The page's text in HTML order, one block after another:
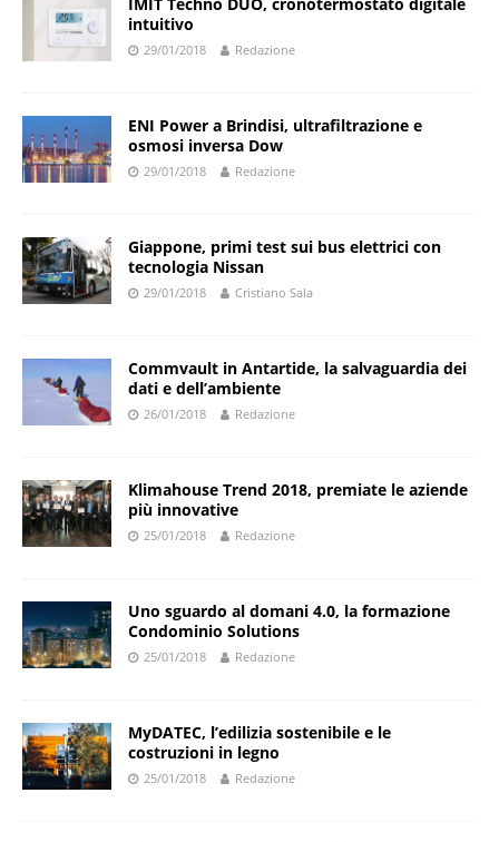
intuitivo
29/01/2018 Redazione
ENI Power a Brindisi, ultrafiltrazione e
osmosi inversa Dow
29/01/2018 Redazione
Giappone, primi test sui bus elettrici con
tecnologia Nissan
29/01/2018 Cristiano Sala
Commvault in Antartide, la salvaguardia dei
dati e dell’ambiente
26/01/2018 Redazione
Klimahouse Trend 2018, premiate le aziende
più innovative
25/01/2018 Redazione
Uno sguardo al domani 4.0, la formazione
Condominio Solutions
25/01/2018 Redazione
MyDATEC, l’edilizia sostenibile e le
costruzioni in legno
25/01/2018 Redazione